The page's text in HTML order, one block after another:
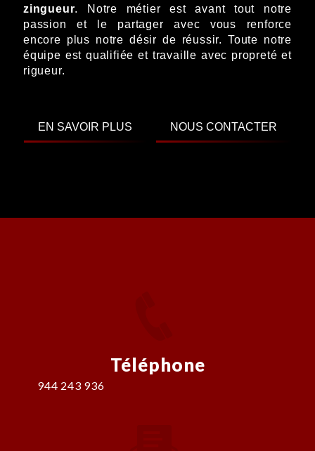
zingueur. Notre métier est avant tout notre
passion et le partager avec vous renforce
encore plus notre désir de réussir. Toute notre
équipe est qualifiée et travaille avec propreté et
rigueur.
EN SAVOIR PLUS NOUS CONTACTER
Téléphone
944 243 936